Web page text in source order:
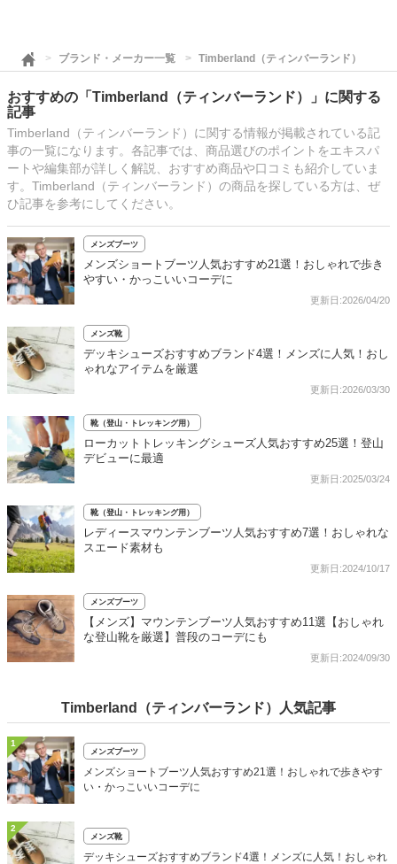
ブランド・メーカー一覧 Timberland（ティンバーランド）
おすすめの「Timberland（ティンバーランド）」に関する
記事
Timberland（ティンバーランド）に関する情報が掲載されている記
事の一覧になります。各記事では、商品選びのポイントをエキスパ
ートや編集部が詳しく解説、おすすめ商品や口コミも紹介していま
す。Timberland（ティンバーランド）の商品を探している方は、ぜ
ひ記事を参考にしてください。
メンズブーツ
メンズショートブーツ人気おすすめ21選！おしゃれで歩き
やすい・かっこいいコーデに
更新日:2026/04/20
メンズ靴
デッキシューズおすすめブランド4選！メンズに人気！おし
ゃれなアイテムを厳選
更新日:2026/03/30
靴（登山・トレッキング用）
ローカットトレッキングシューズ人気おすすめ25選！登山
デビューに最適
更新日:2025/03/24
靴（登山・トレッキング用）
レディースマウンテンブーツ人気おすすめ7選！おしゃれな
スエード素材も
更新日:2024/10/17
メンズブーツ
【メンズ】マウンテンブーツ人気おすすめ11選【おしゃれ
な登山靴を厳選】普段のコーデにも
更新日:2024/09/30
Timberland（ティンバーランド）人気記事
1
メンズブーツ
メンズショートブーツ人気おすすめ21選！おしゃれで歩きやす
い・かっこいいコーデに
2
メンズ靴
デッキシューズおすすめブランド4選！メンズに人気！おしゃれ